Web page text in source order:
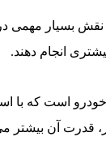
بسیار مهمی
انجام دهند.
است که با
قدرت آن بیشتر